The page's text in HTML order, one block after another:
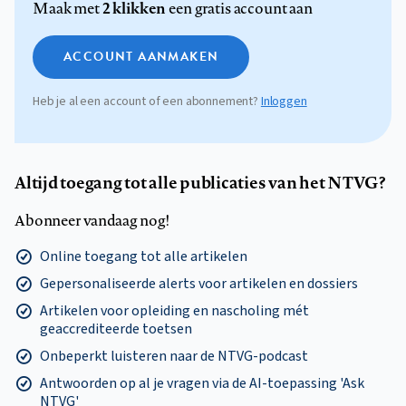
Maak met2 klikkeneen gratis account aan
ACCOUNT AANMAKEN
Heb je al een account of een abonnement? Inloggen
Altijd toegang tot alle publicaties van het NTVG?
Abonneer vandaag nog!
Online toegang tot alle artikelen
Gepersonaliseerde alerts voor artikelen en dossiers
Artikelen voor opleiding en nascholing mét
geaccrediteerde toetsen
Onbeperkt luisteren naar de NTVG-podcast
Antwoorden op al je vragen via de AI-toepassing 'Ask
NTVG'